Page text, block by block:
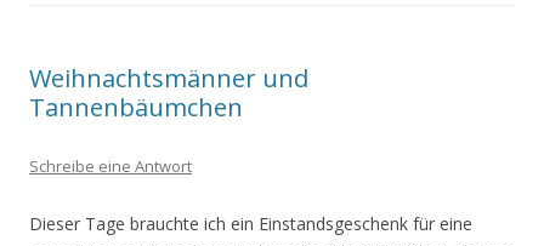
Weihnachtsmänner und
Tannenbäumchen
Schreibe eine Antwort
Dieser Tage brauchte ich ein Einstandsgeschenk für eine